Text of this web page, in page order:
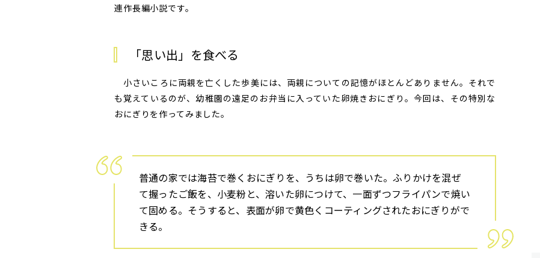
連作長編小説です。
「思い出」を食べる
小さいころに両親を亡くした歩美には、両親についての記憶がほとんどありません。それで
も覚えているのが、幼稚園の遠足のお弁当に入っていた卵焼きおにぎり。今回は、その特別な
おにぎりを作ってみました。
普通の家では海苔で巻くおにぎりを、うちは卵で巻いた。ふりかけを混ぜ
て握ったご飯を、小麦粉と、溶いた卵につけて、一面ずつフライパンで焼い
て固める。そうすると、表面が卵で黄色くコーティングされたおにぎりがで
きる。